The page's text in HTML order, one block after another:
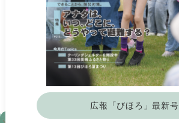
広報「びほろ」最新号